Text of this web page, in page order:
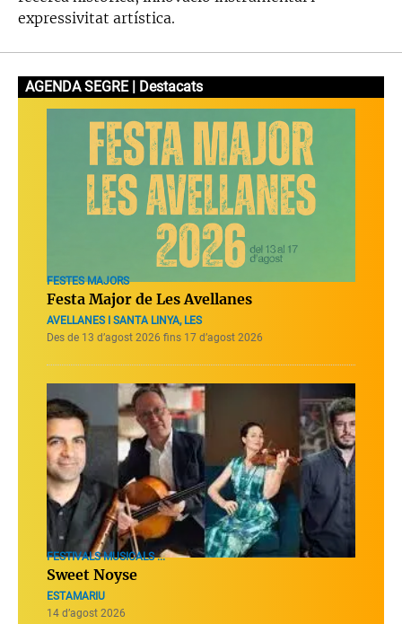
expressivitat artística.
AGENDA SEGRE | Destacats
FESTES MAJORS
Festa Major de Les Avellanes
AVELLANES I SANTA LINYA, LES
Des de 13 d’agost 2026 fins 17 d’agost 2026
FESTIVALS MUSICALS ...
Sweet Noyse
ESTAMARIU
14 d’agost 2026